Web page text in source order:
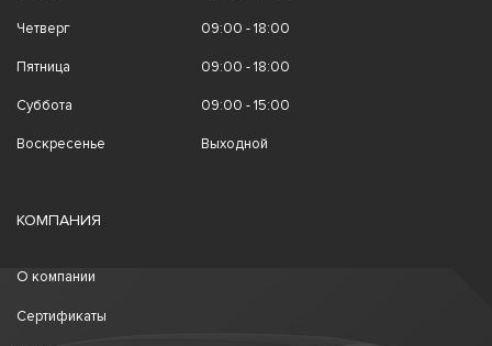
Четверг 09:00 - 18:00
Пятница 09:00 - 18:00
Суббота 09:00 - 15:00
Воскресенье Выходной
КОМПАНИЯ
О компании
Сертификаты